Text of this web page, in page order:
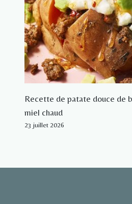
Recette de patate douce de
miel chaud
23 juillet 2026